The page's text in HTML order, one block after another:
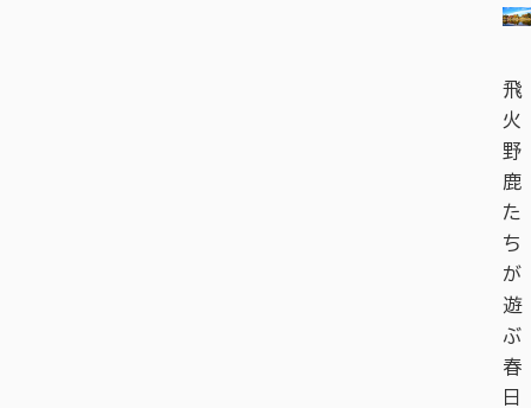
飛
火
野
鹿
た
ち
が
遊
ぶ
春
日